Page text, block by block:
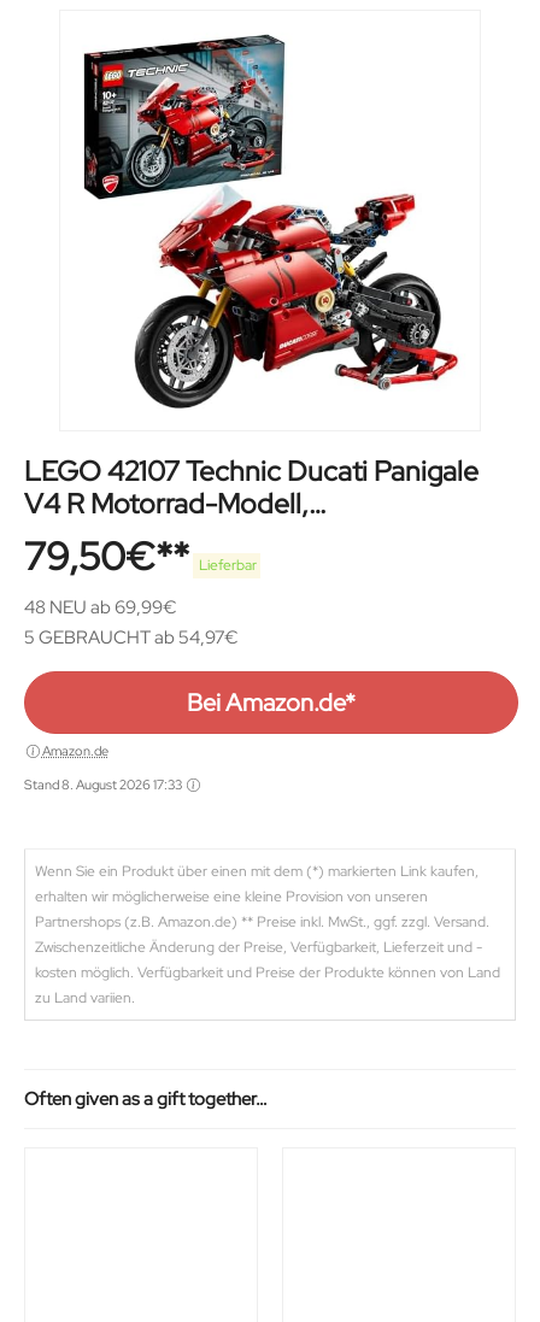
LEGO 42107 Technic Ducati Panigale
V4 R Motorrad-Modell,
Supermotorrad-Schaustück für
Sammler, als Home- oder Büro-Deko,
Modellbausatz für Kinder und
Erwachsene
79,50€ Lieferbar
48 NEU ab 69,99€
5 GEBRAUCHT ab 54,97€
Bei Amazon.de*
Amazon.de
Stand 8. August 2026 17:33
Wenn Sie ein Produkt über einen mit dem (*) markierten Link kaufen,
erhalten wir möglicherweise eine kleine Provision von unseren
Partnershops (z.B. Amazon.de) ** Preise inkl. MwSt., ggf. zzgl. Versand.
Zwischenzeitliche Änderung der Preise, Verfügbarkeit, Lieferzeit und -
kosten möglich. Verfügbarkeit und Preise der Produkte können von Land
zu Land variien.
Often given as a gift together…